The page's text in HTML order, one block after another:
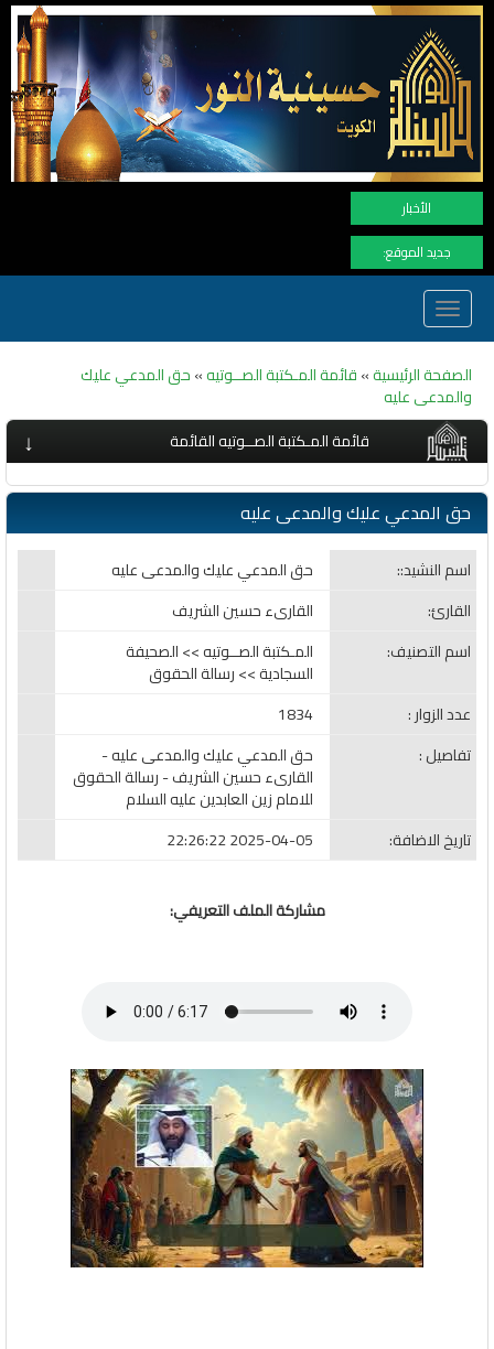
الأخبار
جديد الموقع:
Toggle
navigation
الصفحة الرئيسية»قائمة المـكتبة الصــوتيه»حق المدعي عليك
والمدعى عليه
↓ قائمة المـكتبة الصــوتيه القائمة
حق المدعي عليك والمدعى عليه
اسم النشيد::
حق المدعي عليك والمدعى عليه
القارئ:
القارىء حسين الشريف
اسم التصنيف:
المـكتبة الصــوتيه >> الصحيفة
السجادية >> رسالة الحقوق
عدد الزوار :
1834
تفاصيل :
حق المدعي عليك والمدعى عليه -
القارىء حسين الشريف - رسالة الحقوق
للامام زين العابدين عليه السلام
تاريخ الاضافة:
2025-04-05 22:26:22
مشاركة الملف التعريفي: